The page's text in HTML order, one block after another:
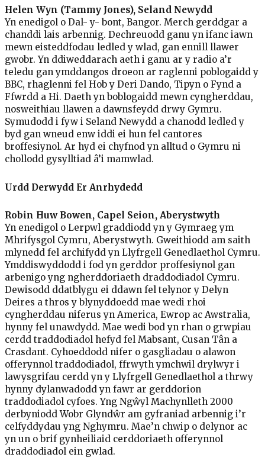
Helen Wyn (Tammy Jones), Seland Newydd
Yn enedigol o Dal- y- bont, Bangor. Merch gerddgar a
chanddi lais arbennig. Dechreuodd ganu yn ifanc iawn
mewn eisteddfodau ledled y wlad, gan ennill llawer
gwobr. Yn ddiweddarach aeth i ganu ar y radio a’r
teledu gan ymddangos droeon ar raglenni poblogaidd y
BBC, rhaglenni fel Hob y Deri Dando, Tipyn o Fynd a
Ffwrdd a Hi. Daeth yn boblogaidd mewn cyngherddau,
nosweithiau llawen a dawnsfeydd drwy Gymru.
Symudodd i fyw i Seland Newydd a chanodd ledled y
byd gan wneud enw iddi ei hun fel cantores
broffesiynol. Ar hyd ei chyfnod yn alltud o Gymru ni
chollodd gysylltiad â’i mamwlad.
Urdd Derwydd Er Anrhydedd
Robin Huw Bowen, Capel Seion, Aberystwyth
Yn enedigol o Lerpwl graddiodd yn y Gymraeg ym
Mhrifysgol Cymru, Aberystwyth. Gweithiodd am saith
mlynedd fel archifydd yn Llyfrgell Genedlaethol Cymru.
Ymddiswyddodd i fod yn gerddor proffesiynol gan
arbenigo yng ngherddoriaeth draddodiadol Cymru.
Dewisodd ddatblygu ei ddawn fel telynor y Delyn
Deires a thros y blynyddoedd mae wedi rhoi
cyngherddau niferus yn America, Ewrop ac Awstralia,
hynny fel unawdydd. Mae wedi bod yn rhan o grwpiau
cerdd traddodiadol hefyd fel Mabsant, Cusan Tân a
Crasdant. Cyhoeddodd nifer o gasgliadau o alawon
offerynnol traddodiadol, ffrwyth ymchwil drylwyr i
lawysgrifau cerdd yn y Llyfrgell Genedlaethol a thrwy
hynny dylanwadodd yn fawr ar gerddorion
traddodiadol cyfoes. Yng Ngŵyl Machynlleth 2000
derbyniodd Wobr Glyndŵr am gyfraniad arbennig i’r
celfyddydau yng Nghymru. Mae’n chwip o delynor ac
yn un o brif gynheiliaid cerddoriaeth offerynnol
draddodiadol ein gwlad.